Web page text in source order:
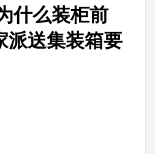
什么装柜前
派送集装箱要